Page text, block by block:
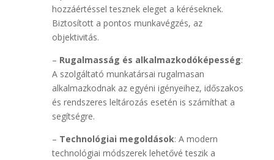
hozzáértéssel tesznek eleget a kéréseknek.
Biztosított a pontos munkavégzés, az
objektivitás.
– Rugalmasság és alkalmazkodóképesség:
A szolgáltató munkatársai rugalmasan
alkalmazkodnak az egyéni igényeihez, időszakos
és rendszeres leltározás esetén is számíthat a
segítségre.
– Technológiai megoldások: A modern
technológiai módszerek lehetővé teszik a